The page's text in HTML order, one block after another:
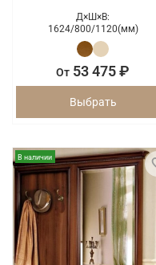
Д×Ш×В:
1624/800/1120(мм)
От 53 475 ₽
Выбрать
В наличии